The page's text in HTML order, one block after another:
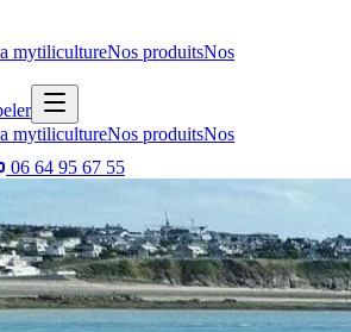
mytilicultureNos produitsNos
mytilicultureNos produitsNos
06 64 95 67 55